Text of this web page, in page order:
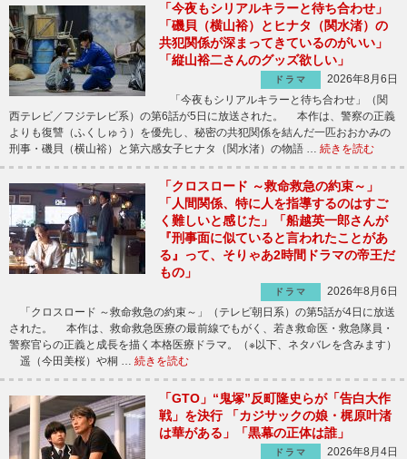
「今夜もシリアルキラーと待ち合わせ」
「磯貝（横山裕）とヒナタ（関水渚）の
共犯関係が深まってきているのがいい」
「縦山裕二さんのグッズ欲しい」
ドラマ
2026年8月6日
「今夜もシリアルキラーと待ち合わせ」（関
西テレビ／フジテレビ系）の第6話が5日に放送された。 本作は、警察の正義
よりも復讐（ふくしゅう）を優先し、秘密の共犯関係を結んだ一匹おおかみの
刑事・磯貝（横山裕）と第六感女子ヒナタ（関水渚）の物語 … 続きを読む
「クロスロード ～救命救急の約束～」
「人間関係、特に人を指導するのはすご
く難しいと感じた」「船越英一郎さんが
『刑事面に似ていると言われたことがあ
る』って、そりゃあ2時間ドラマの帝王だ
もの」
ドラマ
2026年8月6日
「クロスロード ～救命救急の約束～」（テレビ朝日系）の第5話が4日に放送
された。 本作は、救命救急医療の最前線でもがく、若き救命医・救急隊員・
警察官らの正義と成長を描く本格医療ドラマ。（※以下、ネタバレを含みます）
遥（今田美桜）や桐 … 続きを読む
「GTO」“鬼塚”反町隆史らが「告白大作
戦」を決行 「カジサックの娘・梶原叶渚
は華がある」「黒幕の正体は誰」
ドラマ
2026年8月4日